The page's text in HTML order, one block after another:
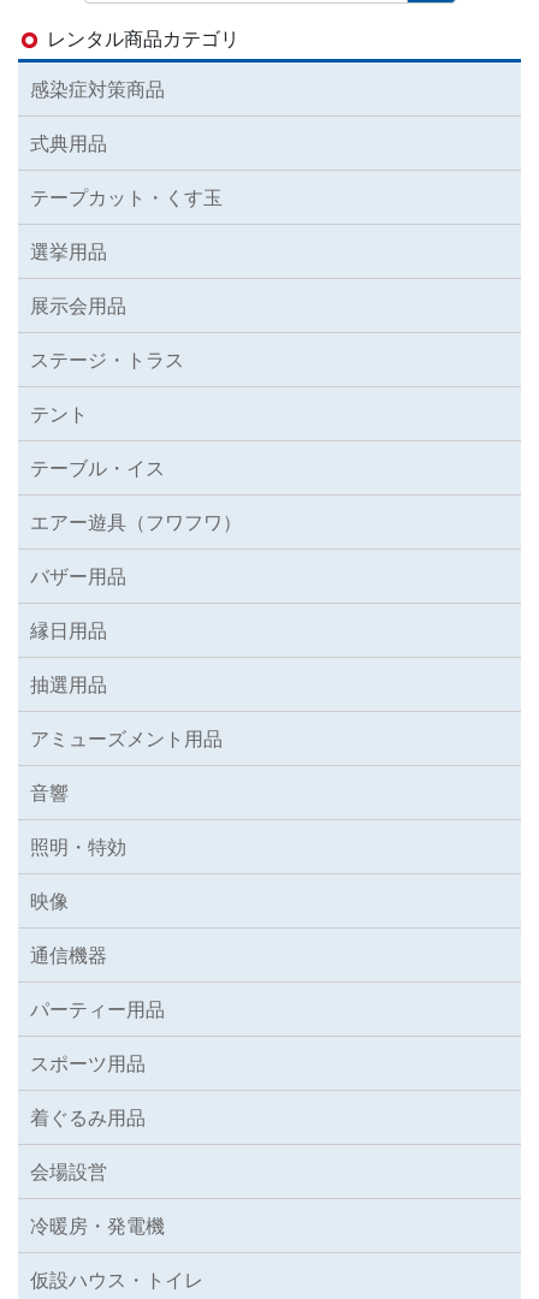
レンタル商品カテゴリ
感染症対策商品
式典用品
テープカット・くす玉
選挙用品
展示会用品
ステージ・トラス
テント
テーブル・イス
エアー遊具（フワフワ）
バザー用品
縁日用品
抽選用品
アミューズメント用品
音響
照明・特効
映像
通信機器
パーティー用品
スポーツ用品
着ぐるみ用品
会場設営
冷暖房・発電機
仮設ハウス・トイレ